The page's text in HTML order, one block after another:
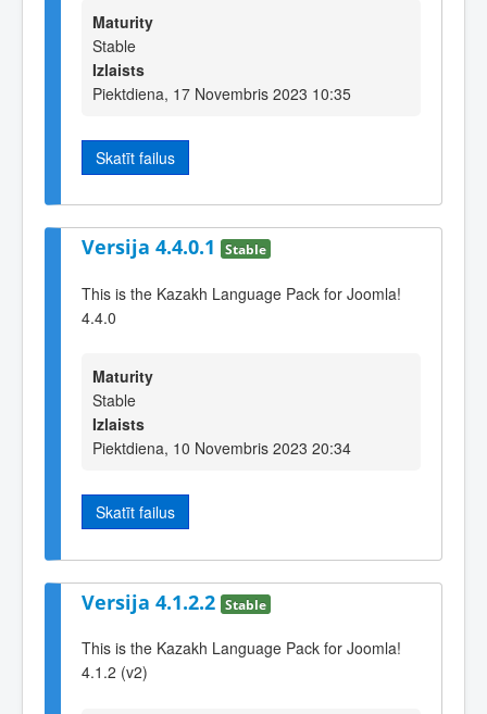
Maturity
Stable
Izlaists
Piektdiena, 17 Novembris 2023 10:35
Skatīt failus
Versija 4.4.0.1 Stable
This is the Kazakh Language Pack for Joomla!
4.4.0
Maturity
Stable
Izlaists
Piektdiena, 10 Novembris 2023 20:34
Skatīt failus
Versija 4.1.2.2 Stable
This is the Kazakh Language Pack for Joomla!
4.1.2 (v2)